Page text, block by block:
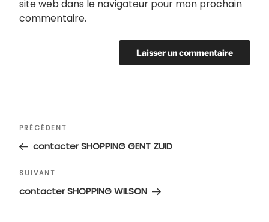
site web dans le navigateur pour mon prochain
commentaire.
Navigation
l’article
Article
précédent
PRÉCÉDENT
contacter SHOPPING GENT ZUID
Article
suivant
SUIVANT
contacter SHOPPING WILSON